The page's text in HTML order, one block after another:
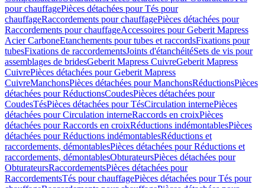
pour chauffagePièces détachées pour Tés pour
chauffageRaccordements pour chauffagePièces détachées pour
Raccordements pour chauffageAccessoires pour Geberit Mapress
Acier CarboneEtanchements pour tubes et raccordsFixations pour
tubesFixations de raccordementsJoints d'étanchéitéSets de vis pour
assemblages de bridesGeberit Mapress CuivreGeberit Mapress
CuivrePièces détachées pour Geberit Mapress
CuivreManchonsPièces détachées pour ManchonsRéductionsPièces
détachées pour RéductionsCoudesPièces détachées pour
CoudesTésPièces détachées pour TésCirculation internePièces
détachées pour Circulation interneRaccords en croixPièces
détachées pour Raccords en croixRéductions indémontablesPièces
détachées pour Réductions indémontablesRéductions et
raccordements, démontablesPièces détachées pour Réductions et
raccordements, démontablesObturateursPièces détachées pour
ObturateursRaccordementsPièces détachées pour
RaccordementsTés pour chauffagePièces détachées pour Tés pour